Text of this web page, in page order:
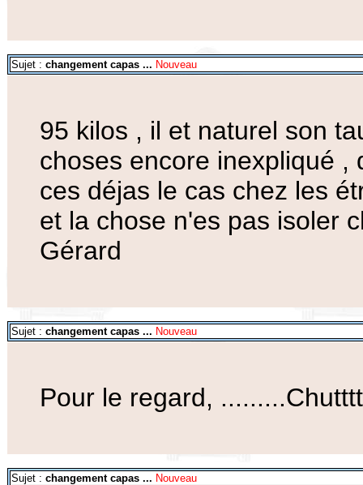
Sujet : changement capas ... Nouveau
95 kilos , il et naturel son
choses encore inexpliqué ,
ces déjas le cas chez les
et la chose n'es pas isoler
Gérard
Sujet : changement capas ... Nouveau
Pour le regard,
Sujet : changement capas ... Nouveau